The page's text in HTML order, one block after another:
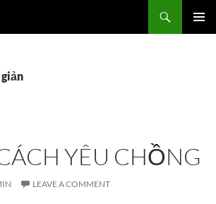
YÊU CHỒNG
LEAVE A COMMENT